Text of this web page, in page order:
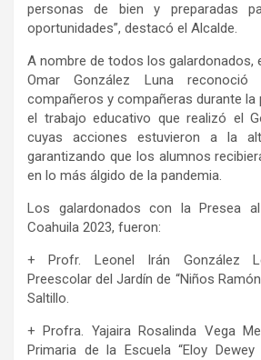
personas de bien y preparadas
oportunidades”, destacó el Alcalde.
A nombre de todos los galardonados,
Omar González Luna
compañeros y compañeras durante la
el trabajo educativo que realizó el
cuyas acciones estuvieron a la
garantizando que los alumnos
en lo más álgido de la pandemia.
Los galardonados con la Presea
Coahuila 2023, fueron:
+ Profr. Leonel Irán González
Preescolar del Jardín de “Niños
Saltillo.
+ Profra. Yajaira Rosalinda Vega
Primaria de la Escuela “Eloy Dewey